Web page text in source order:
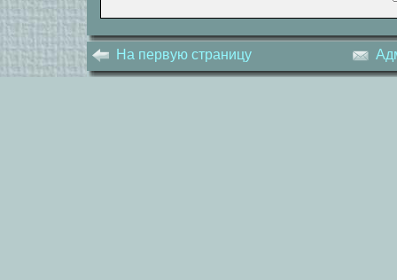
На первую страницу